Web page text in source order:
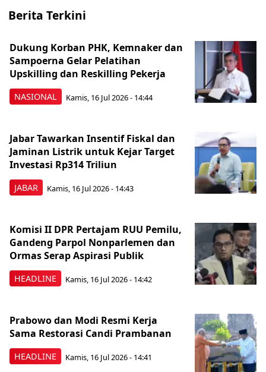
Berita Terkini
NASIONAL
Dukung Korban PHK, Kemnaker dan
Sampoerna Gelar Pelatihan
Upskilling dan Reskilling Pekerja
Kamis, 16 Jul 2026 - 14:44
JABAR
Jabar Tawarkan Insentif Fiskal dan
Jaminan Listrik untuk Kejar Target
Investasi Rp314 Triliun
Kamis, 16 Jul 2026 - 14:43
HEADLINE
Komisi II DPR Pertajam RUU Pemilu,
Gandeng Parpol Nonparlemen dan
Ormas Serap Aspirasi Publik
Kamis, 16 Jul 2026 - 14:42
HEADLINE
Prabowo dan Modi Resmi Kerja
Sama Restorasi Candi Prambanan
Kamis, 16 Jul 2026 - 14:41